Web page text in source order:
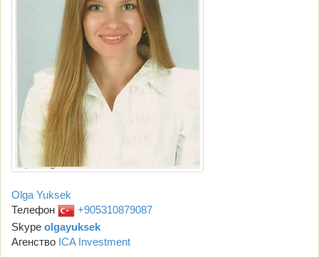
Olga Yuksek
Телефон
+905310879087
Skype olgayuksek
Агенство ICA Investment